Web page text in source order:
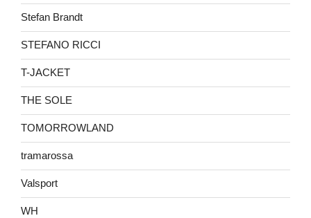
Stefan Brandt
STEFANO RICCI
T-JACKET
THE SOLE
TOMORROWLAND
tramarossa
Valsport
WH